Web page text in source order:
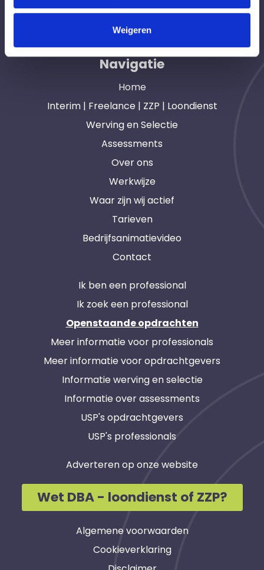
Weigeren
opdrachtgevers en interim, freelance en ZZP
professionals in heel Nederland. Ook loondienst.
Navigatie
Home
Interim | Freelance | ZZP | Loondienst
Werving en Selectie
Assessments
Over ons
Werkwijze
Waar zijn wij actief
Tarieven
Bedrijfsanimatievideo
Contact
Ik ben een professional
Ik zoek een professional
Openstaande opdrachten
Meer informatie voor professionals
Meer informatie voor opdrachtgevers
Informatie werving en selectie
Informatie over assessments
USP's opdrachtgevers
USP's professionals
Adverteren op onze website
Wet DBA - loondienst of ZZP?
Algemene voorwaarden
Cookieverklaring